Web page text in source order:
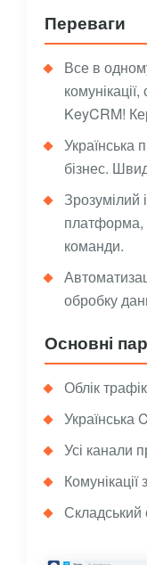
Переваги
Все в
KeyCRM!
Українська
бізнес.
Зрозумілий
платформа,
команди.
обробку
Основні
Облік
Українська
Усі канали
Комунікації
Складський